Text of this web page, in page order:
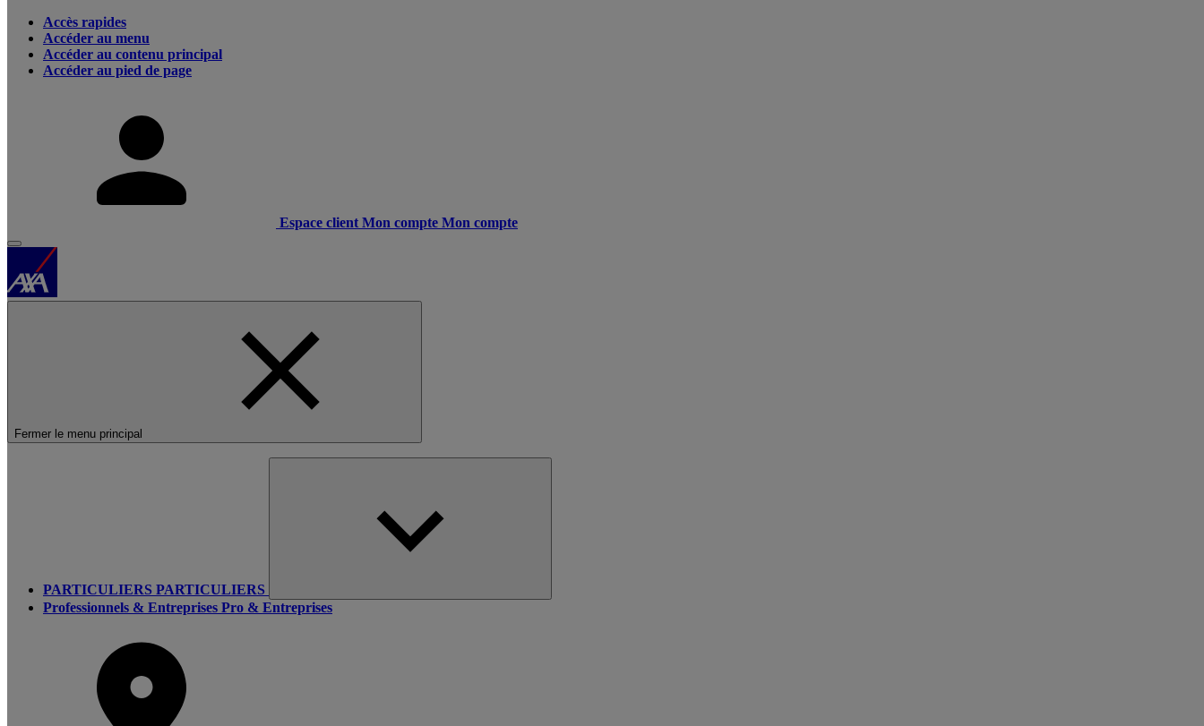
Accès rapides
Accéder au menu
Accéder au contenu principal
Accéder au pied de page
Espace client Mon compte Mon compte
Fermer le menu principal
PARTICULIERS PARTICULIERS
Professionnels & Entreprises Pro & Entreprises